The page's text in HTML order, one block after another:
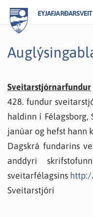
EYJAFJARÐARSVEIT
Sveitarstjórnarfundur
428. fundur
haldinn í Félagsborg,
janúar og hefst hann
Dagskrá fundarins
anddyri
sveitarfélagsins
Sveitarstjóri